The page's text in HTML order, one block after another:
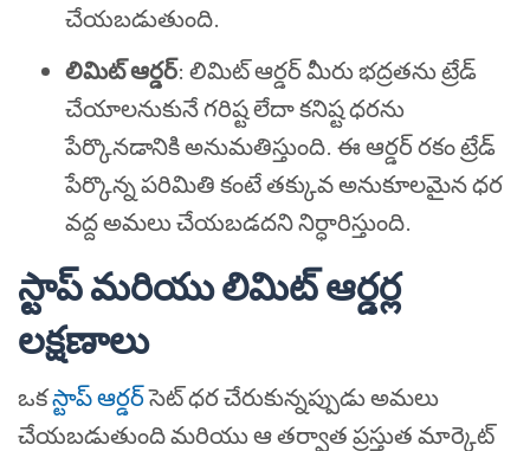
చేయబడుతుంది.
లిమిట్ ఆర్డర్: లిమిట్ ఆర్డర్ మీరు భద్రతను ట్రేడ్
చేయాలనుకునే గరిష్ట లేదా కనిష్ట ధరను
పేర్కొనడానికి అనుమతిస్తుంది. ఈ ఆర్డర్ రకం ట్రేడ్
పేర్కొన్న పరిమితి కంటే తక్కువ అనుకూలమైన ధర
వద్ద అమలు చేయబడదని నిర్ధారిస్తుంది.
స్టాప్ మరియు లిమిట్ ఆర్డర్ల
లక్షణాలు
ఒకస్టాప్ ఆర్డర్సెట్ ధర చేరుకున్నప్పుడు అమలు
చేయబడుతుంది మరియు ఆ తర్వాత ప్రస్తుత మార్కెట్